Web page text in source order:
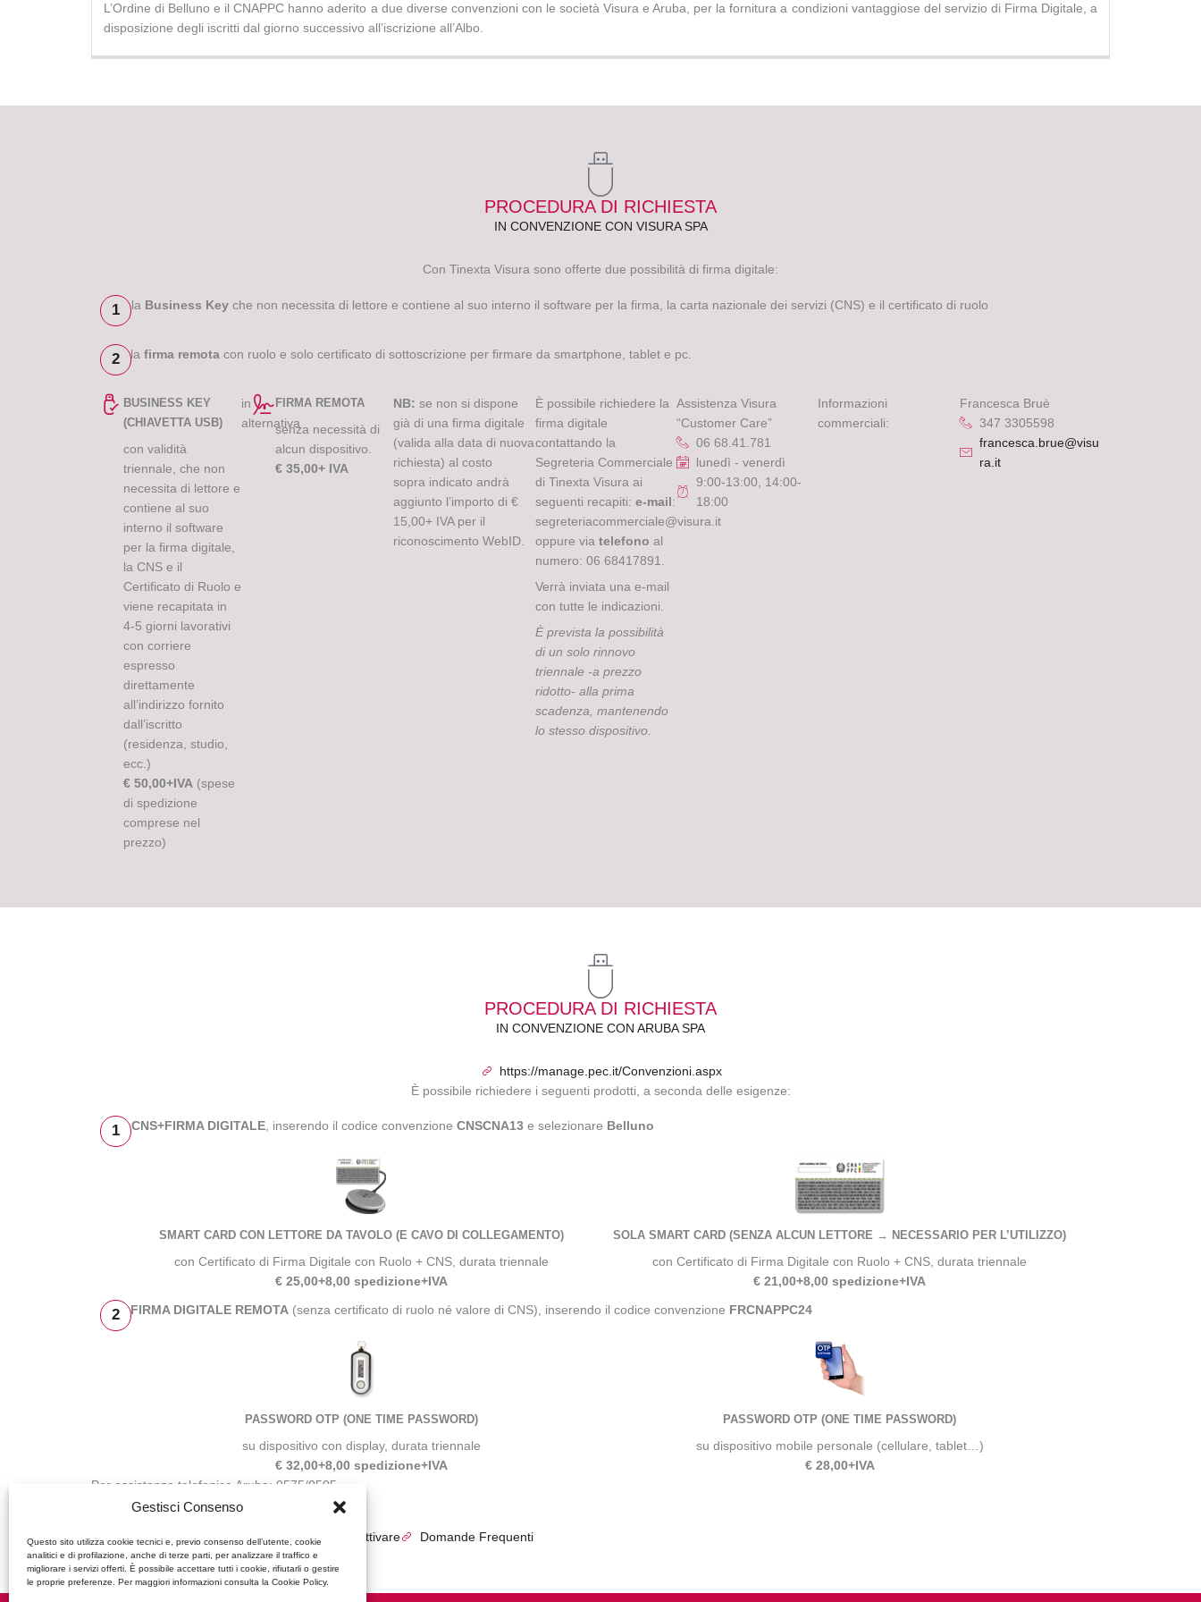
Gestisci Consenso
Questo sito utilizza cookie tecnici e, previo consenso dell’utente, cookie
analitici e di profilazione, anche di terze parti, per analizzare il traffico e
migliorare i servizi offerti. È possibile accettare tutti i cookie, rifiutarli o gestire
le proprie preferenze. Per maggiori informazioni consulta la Cookie Policy.
L’Ordine di Belluno e il CNAPPC hanno aderito a due diverse convenzioni con le società Visura e Aruba, per la fornitura a condizioni vantaggiose del servizio di Firma Digitale, a
disposizione degli iscritti dal giorno successivo all’iscrizione all’Albo.
PROCEDURA DI RICHIESTA
IN CONVENZIONE CON VISURA SPA
Con Tinexta Visura sono offerte due possibilità di firma digitale:
1 la Business Key che non necessita di lettore e contiene al suo interno il software per la firma, la carta nazionale dei servizi (CNS) e il certificato di ruolo
2 la firma remotacon ruolo e solo certificato di sottoscrizione per firmare da smartphone, tablet e pc.
BUSINESS KEY
(CHIAVETTA USB)
con validità
triennale, che non
necessita di lettore e
contiene al suo
interno il software
per la firma digitale,
la CNS e il
Certificato di Ruolo e
viene recapitata in
4-5 giorni lavorativi
con corriere
espresso
direttamente
all’indirizzo fornito
dall’iscritto
(residenza, studio,
ecc.)
€ 50,00+IVA (spese
di spedizione
comprese nel
prezzo)
in
alternativa
FIRMA REMOTA
senza necessità di
alcun dispositivo.
€ 35,00+ IVA
NB: se non si dispone
già di una firma digitale
(valida alla data di nuova
richiesta) al costo
sopra indicato andrà
aggiunto l’importo di €
15,00+ IVA per il
riconoscimento WebID.
È possibile richiedere la
firma digitale
contattando la
Segreteria Commerciale
di Tinexta Visura ai
seguenti recapiti: e-mail:
segreteriacommerciale@visura.it
oppure via telefono al
numero: 06 68417891.
Verrà inviata una e-mail
con tutte le indicazioni.
È prevista la possibilità
di un solo rinnovo
triennale -a prezzo
ridotto- alla prima
scadenza, mantenendo
lo stesso dispositivo.
Assistenza Visura
“Customer Care”
06 68.41.781
lunedì - venerdì
9:00-13:00, 14:00-
18:00
Informazioni
commerciali:
Francesca Bruè
347 3305598
francesca.brue@visu
ra.it
PROCEDURA DI RICHIESTA
IN CONVENZIONE CON ARUBA SPA
https://manage.pec.it/Convenzioni.aspx
È possibile richiedere i seguenti prodotti, a seconda delle esigenze:
1 CNS+FIRMA DIGITALE , inserendo il codice convenzione CNSCNA13 e selezionare Belluno
SMART CARD CON LETTORE DA TAVOLO (E CAVO DI COLLEGAMENTO)
con Certificato di Firma Digitale con Ruolo + CNS, durata triennale
€ 25,00+8,00 spedizione+IVA
SOLA SMART CARD (SENZA ALCUN LETTORE → NECESSARIO PER L’UTILIZZO)
con Certificato di Firma Digitale con Ruolo + CNS, durata triennale
€ 21,00+8,00 spedizione+IVA
2 FIRMA DIGITALE REMOTA(senza certificato di ruolo né valore di CNS), inserendo il codice convenzione FRCNAPPC24
PASSWORD OTP (ONE TIME PASSWORD)
su dispositivo con display, durata triennale
€ 32,00+8,00 spedizione+IVA
PASSWORD OTP (ONE TIME PASSWORD)
su dispositivo mobile personale (cellulare, tablet…)
€ 28,00+IVA
Per assistenza telefonica Aruba: 0575/0505.
Link utili in caso di rinnovo:
Firma Digitale
Come Funziona Come Attivare Domande Frequenti